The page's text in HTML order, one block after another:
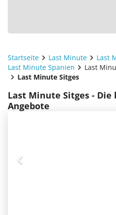
Startseite Last Minute
Last
Last Minute Spanien
Last
Last Minute Sitges
Last Minute Sitges -
Angebote